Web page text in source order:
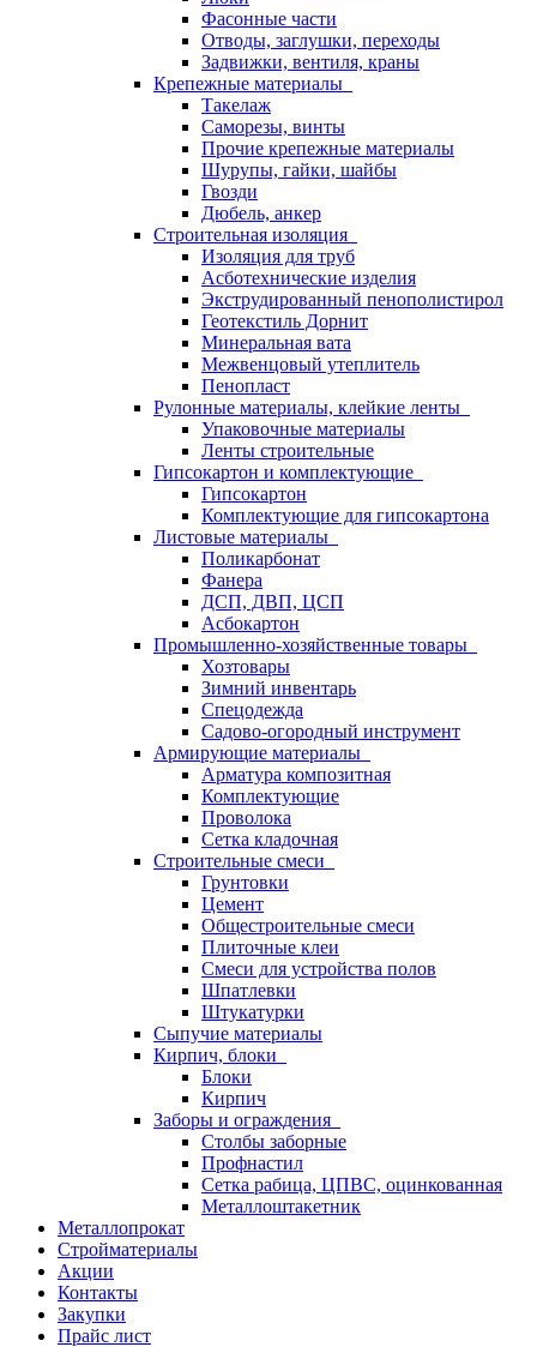
Фасонные части
Отводы, заглушки, переходы
Задвижки, вентиля, краны
Крепежные материалы
Такелаж
Саморезы, винты
Прочие крепежные материалы
Шурупы, гайки, шайбы
Гвозди
Дюбель, анкер
Строительная изоляция
Изоляция для труб
Асботехнические изделия
Экструдированный пенополистирол
Геотекстиль Дорнит
Минеральная вата
Межвенцовый утеплитель
Пенопласт
Рулонные материалы, клейкие ленты
Упаковочные материалы
Ленты строительные
Гипсокартон и комплектующие
Гипсокартон
Комплектующие для гипсокартона
Листовые материалы
Поликарбонат
Фанера
ДСП, ДВП, ЦСП
Асбокартон
Промышленно-хозяйственные товары
Хозтовары
Зимний инвентарь
Спецодежда
Садово-огородный инструмент
Армирующие материалы
Арматура композитная
Комплектующие
Проволока
Сетка кладочная
Строительные смеси
Грунтовки
Цемент
Общестроительные смеси
Плиточные клеи
Смеси для устройства полов
Шпатлевки
Штукатурки
Сыпучие материалы
Кирпич, блоки
Блоки
Кирпич
Заборы и ограждения
Столбы заборные
Профнастил
Сетка рабица, ЦПВС, оцинкованная
Металлоштакетник
Металлопрокат
Стройматериалы
Акции
Контакты
Закупки
Прайс лист